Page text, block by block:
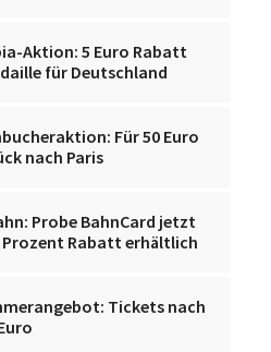
Aktion: 5 Euro Rabatt
für Deutschland
Für 50 Euro
nach Paris
Probe BahnCard jetzt
Prozent Rabatt erhältlich
Tickets nach